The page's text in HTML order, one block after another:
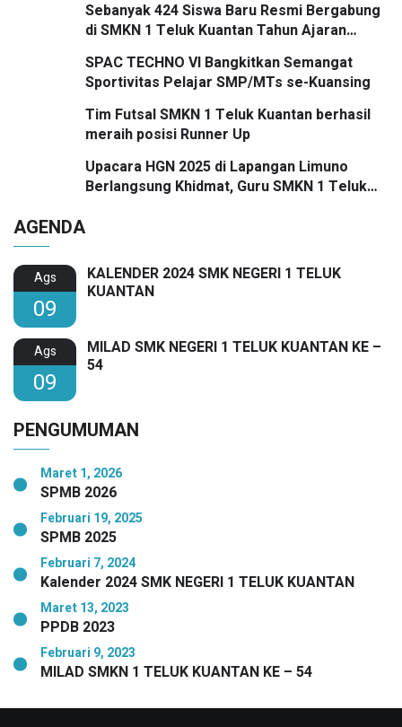
Sebanyak 424 Siswa Baru Resmi Bergabung
di SMKN 1 Teluk Kuantan Tahun Ajaran
SPAC TECHNO VI Bangkitkan Semangat
Sportivitas Pelajar SMP/MTs se-Kuansing
Tim Futsal SMKN 1 Teluk Kuantan berhasil
meraih posisi Runner Up
Upacara HGN 2025 di Lapangan Limuno
Berlangsung Khidmat, Guru SMKN 1 Teluk
AGENDA
Ags
09
KALENDER 2024 SMK NEGERI 1 TELUK
KUANTAN
Ags
09
MILAD SMK NEGERI 1 TELUK KUANTAN KE –
54
PENGUMUMAN
Maret 1, 2026
SPMB 2026
Februari 19, 2025
SPMB 2025
Februari 7, 2024
Kalender 2024 SMK NEGERI 1 TELUK KUANTAN
Maret 13, 2023
PPDB 2023
Februari 9, 2023
MILAD SMKN 1 TELUK KUANTAN KE – 54